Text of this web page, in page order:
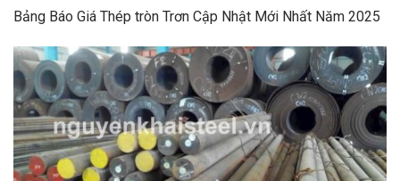
Bảng Báo Giá Thép tròn Trơn Cập Nhật Mới Nhất Năm 2025